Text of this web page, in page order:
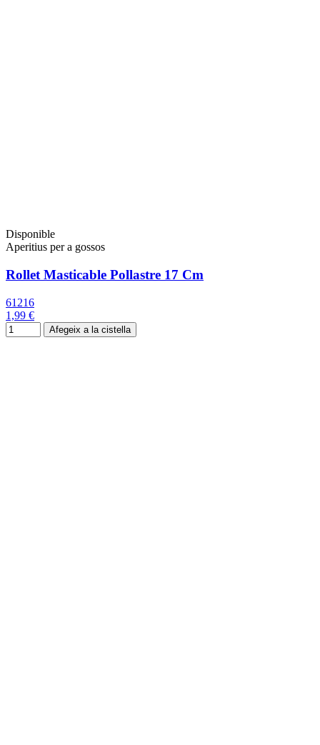
Disponible
Aperitius per a gossos
Rollet Masticable Pollastre 17 Cm
61216
1,99 €
Afegeix a la cistella